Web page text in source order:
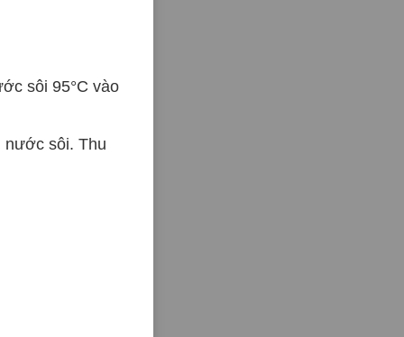
sôi 95°C vào
nước sôi. Thu